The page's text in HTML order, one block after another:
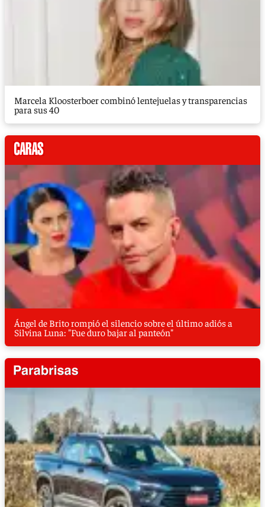
Marcela Kloosterboer combinó lentejuelas y transparencias
para sus 40
Ángel de Brito rompió el silencio sobre el último adiós a
Silvina Luna: "Fue duro bajar al panteón"